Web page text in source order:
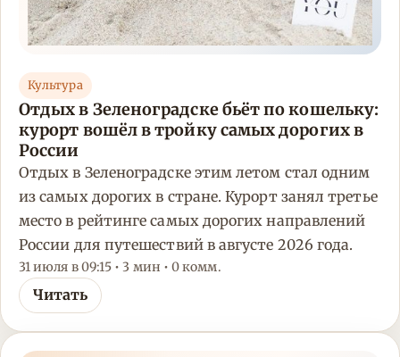
Культура
Отдых в Зеленоградске бьёт по кошельку:
курорт вошёл в тройку самых дорогих в
России
Отдых в Зеленоградске этим летом стал одним
из самых дорогих в стране. Курорт занял третье
место в рейтинге самых дорогих направлений
России для путешествий в августе 2026 года.
31 июля в 09:15 • 3 мин • 0 комм.
Читать